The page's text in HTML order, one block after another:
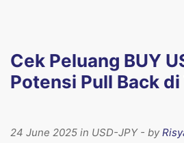
Cek Peluang BUY
Potensi Pull Back
24 June 2025 in USD-JPY - by